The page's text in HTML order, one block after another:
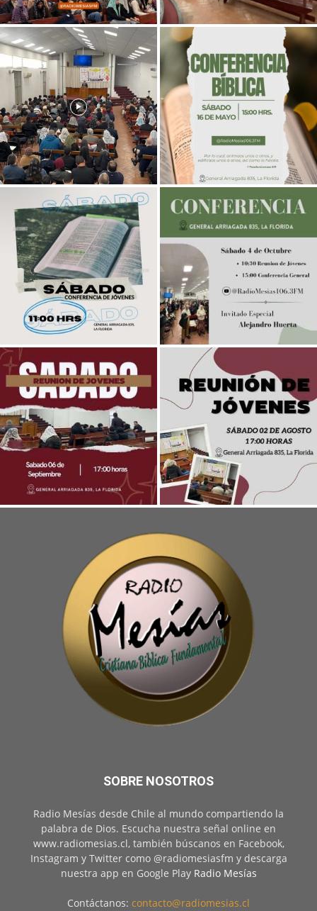
SOBRE NOSOTROS
Radio Mesías desde Chile al mundo compartiendo la
palabra de Dios. Escucha nuestra señal online en
www.radiomesias.cl, también búscanos en Facebook,
Instagram y Twitter como @radiomesiasfm y descarga
nuestra app en Google Play Radio Mesías
Contáctanos: contacto@radiomesias.cl